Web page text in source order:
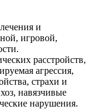
и
игровой,
расстройств,
агрессия,
страхи и
навязчивые
нарушения.